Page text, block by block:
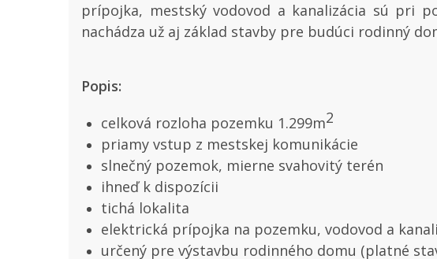
prípojka, mestský vodovod a kanalizácia sú pri
nachádza už aj základ stavby pre budúci rodinný
Popis:
celková rozloha pozemku 1.299m2
priamy vstup z mestskej komunikácie
slnečný pozemok, mierne svahovitý terén
ihneď k dispozícii
tichá lokalita
elektrická prípojka na pozemku, vodovod a
určený pre výstavbu rodinného domu (platné